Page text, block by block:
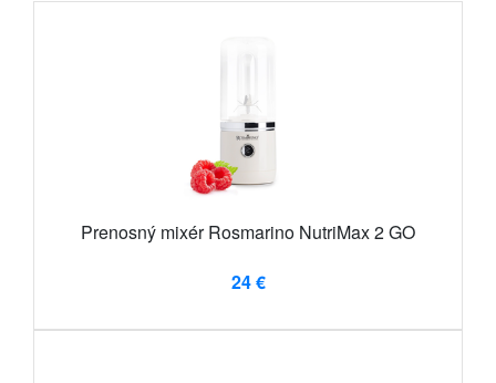
Prenosný mixér Rosmarino NutriMax 2 GO
24 €